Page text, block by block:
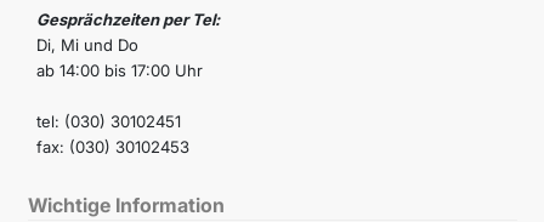
Gesprächzeiten per Tel:
Di, Mi und Do
ab 14:00 bis 17:00 Uhr
tel: (030) 30102451
fax: (030) 30102453
Wichtige Information